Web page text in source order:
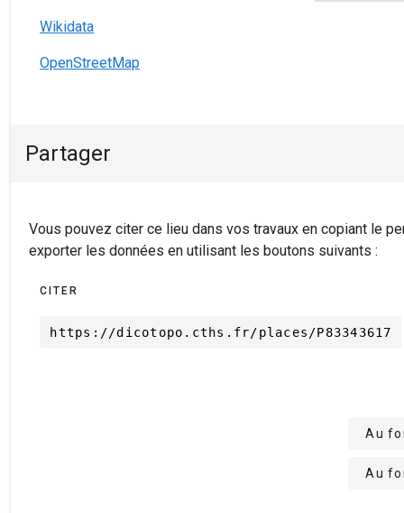
Wikidata
OpenStreetMap
Partager
Vous pouvez citer ce lieu dans vos travaux en copiant le permalien ci-dessous ou
exporter les données en utilisant les boutons suivants :
CITER
https://dicotopo.cths.fr/places/P83343617
Au
Au